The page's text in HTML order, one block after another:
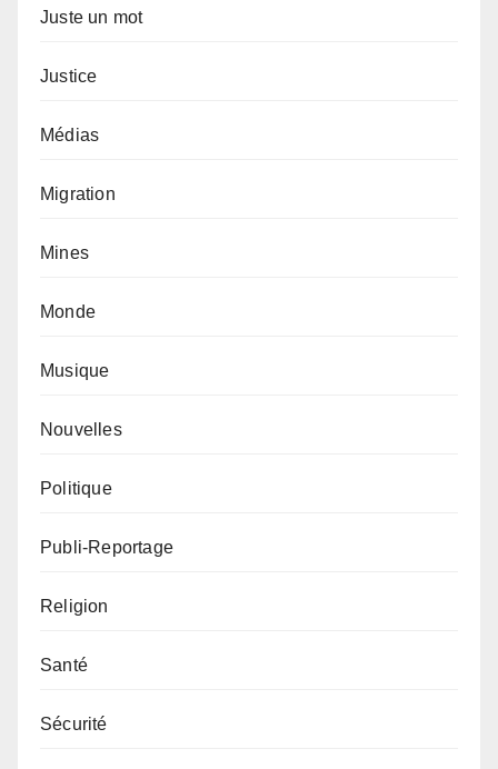
Juste un mot
Justice
Médias
Migration
Mines
Monde
Musique
Nouvelles
Politique
Publi-Reportage
Religion
Santé
Sécurité